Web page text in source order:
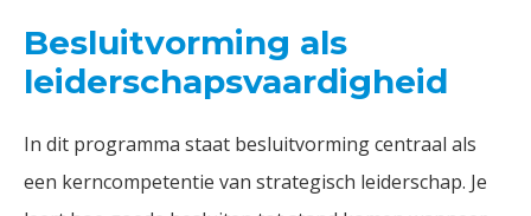
Besluitvorming als
leiderschapsvaardigheid
In dit programma staat besluitvorming centraal als
een kerncompetentie van strategisch leiderschap. Je